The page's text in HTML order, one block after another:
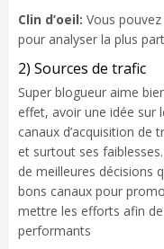
Clin d’oeil: Vous
pour analyser la plus
2) Sources de trafic
Super blogueur aime
effet, avoir une idée sur
canaux d’acquisition de
et surtout ses
de meilleures décisions
bons canaux pour
mettre les efforts afin
performants